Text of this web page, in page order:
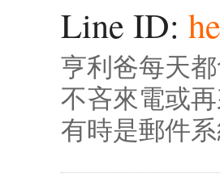
Line ID:
亨利爸每天
不吝來電或
有時是郵件